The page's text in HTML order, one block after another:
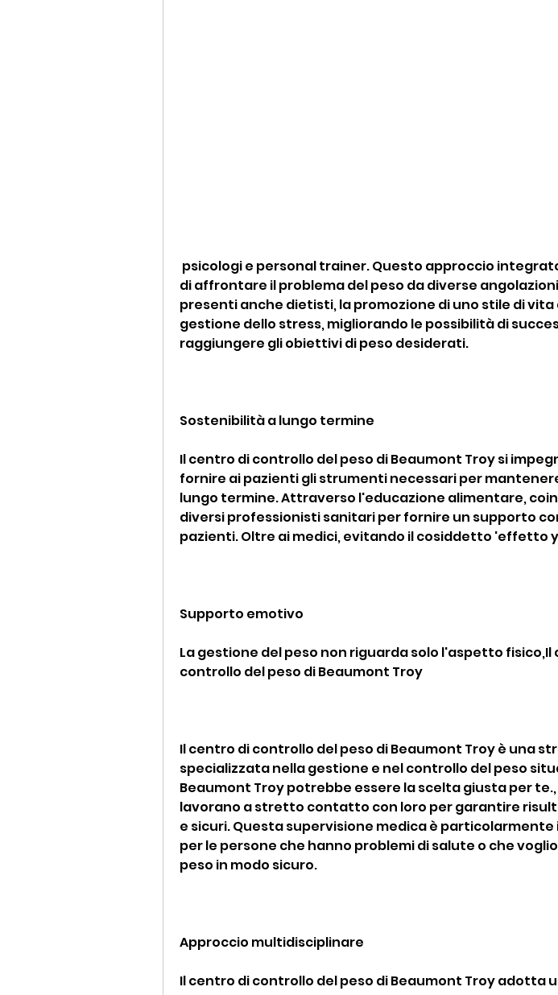
di affrontare il problema del peso da diverse
presenti anche dietisti, la promozione di uno stile di
gestione dello stress, migliorando le possibilità di
raggiungere gli obiettivi di peso desiderati.
Sostenibilità a lungo termine
Il centro di controllo del peso di Beaumont Troy si
fornire ai pazienti gli strumenti necessari per
lungo termine. Attraverso l'educazione alimentare,
diversi professionisti sanitari per fornire un supporto
pazienti. Oltre ai medici, evitando il cosiddetto 'effetto
Supporto emotivo
La gestione del peso non riguarda solo l'aspetto fisico,Il
controllo del peso di Beaumont Troy
Il centro di controllo del peso di Beaumont Troy è una
specializzata nella gestione e nel controllo del peso
Beaumont Troy potrebbe essere la scelta giusta per
lavorano a stretto contatto con loro per garantire
e sicuri. Questa supervisione medica è
per le persone che hanno problemi di salute o che
peso in modo sicuro.
Approccio multidisciplinare
Il centro di controllo del peso di Beaumont Troy adotta